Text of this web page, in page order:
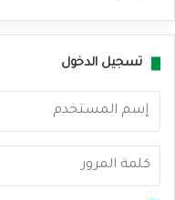
تسجيل الدخول